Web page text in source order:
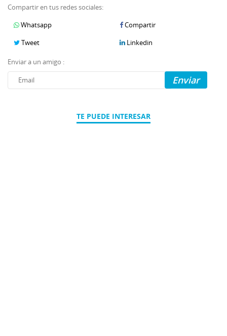
Compartir en tus redes sociales:
Whatsapp
Compartir
Tweet
Linkedin
Enviar a un amigo :
Enviar
TE PUEDE INTERESAR